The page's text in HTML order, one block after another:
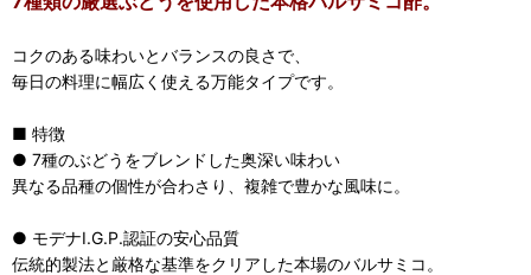
コクのある味わいとバランスの良さで、
毎日の料理に幅広く使える万能タイプです。
■ 特徴
● 7種のぶどうをブレンドした奥深い味わい
異なる品種の個性が合わさり、複雑で豊かな風味に。
● モデナI.G.P.認証の安心品質
伝統的製法と厳格な基準をクリアした本場のバルサミコ。